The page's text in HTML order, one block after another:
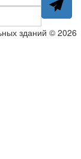
зданий © 2026